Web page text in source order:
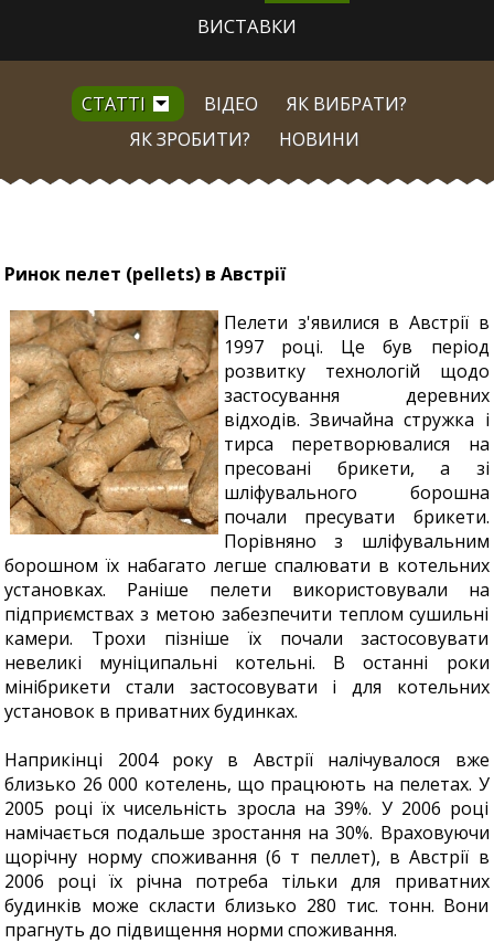
ВИСТАВКИ
СТАТТІ ВІДЕО
ЯК ВИБРАТИ?
ЯК ЗРОБИТИ?
НОВИНИ
Ринок пелет (pellets) в Австрії
Пелети з'явилися в Австрії в
1997 році. Це був період
розвитку технологій щодо
застосування деревних
відходів. Звичайна стружка і
тирса перетворювалися на
пресовані брикети, а зі
шліфувального борошна
почали пресувати брикети.
Порівняно з шліфувальним
борошном їх набагато легше спалювати в котельних
установках. Раніше пелети використовували на
підприємствах з метою забезпечити теплом сушильні
камери. Трохи пізніше їх почали застосовувати
невеликі муніципальні котельні. В останні роки
мінібрикети стали застосовувати і для котельних
установок в приватних будинках.
Наприкінці 2004 року в Австрії налічувалося вже
близько 26 000 котелень, що працюють на пелетах. У
2005 році їх чисельність зросла на 39%. У 2006 році
намічається подальше зростання на 30%. Враховуючи
щорічну норму споживання (6 т пеллет), в Австрії в
2006 році їх річна потреба тільки для приватних
будинків може скласти близько 280 тис. тонн. Вони
прагнуть до підвищення норми споживання.